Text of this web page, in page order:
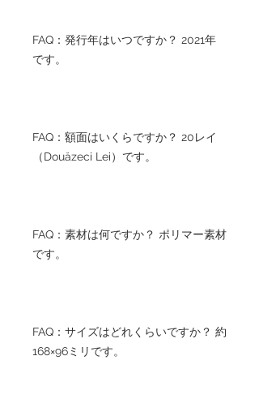
FAQ：発行年はいつですか？ 2021年
です。
FAQ：額面はいくらですか？ 20レイ
（Douăzeci Lei）です。
FAQ：素材は何ですか？ ポリマー素材
です。
FAQ：サイズはどれくらいですか？ 約
168×96ミリです。